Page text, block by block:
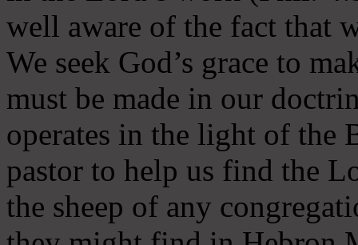
well aware of the fact that
We seek God’s grace to
must be made in our
operates in the light of the
pastor to help us find the
the sheep of any